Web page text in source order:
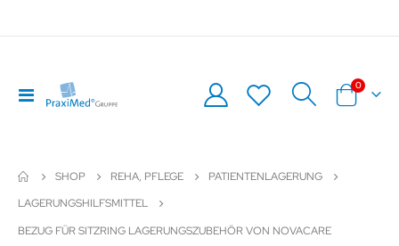
Navigation
umschalten
Warenkorb
0Artikel
SHOP REHA, PFLEGE
PATIENTENLAGERUNG
LAGERUNGSHILFSMITTEL
BEZUG FÜR SITZRING LAGERUNGSZUBEHÖR VON NOVACARE